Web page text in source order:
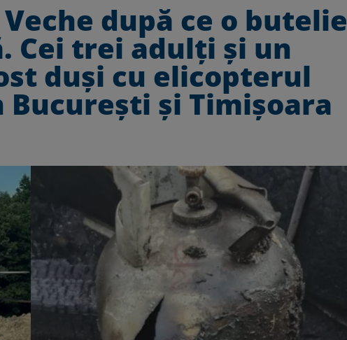
după ce o butelie
Cei trei adulți și un
duși cu elicopterul
București și Timișoara